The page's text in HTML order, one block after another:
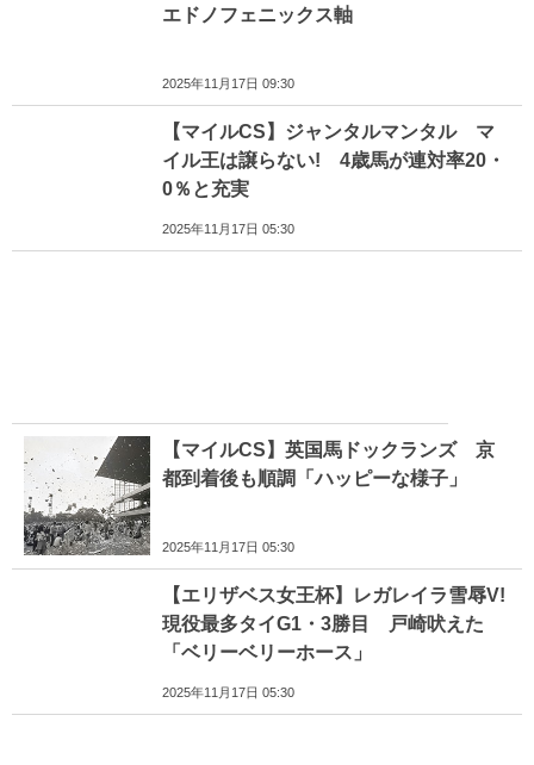
エドノフェニックス軸
2025年11月17日 09:30
【マイルCS】ジャンタルマンタル マ
イル王は譲らない! 4歳馬が連対率20・
0％と充実
2025年11月17日 05:30
【マイルCS】英国馬ドックランズ 京
都到着後も順調「ハッピーな様子」
2025年11月17日 05:30
【エリザベス女王杯】レガレイラ雪辱V!
現役最多タイG1・3勝目 戸崎吠えた
「ベリーベリーホース」
2025年11月17日 05:30